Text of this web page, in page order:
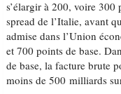
s’élargir à 200, voire 300
spread de l’Italie, avant
admise dans l’Union
et 700 points de base.
de base, la facture brute
moins de 500 milliards